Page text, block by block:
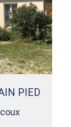
PIED